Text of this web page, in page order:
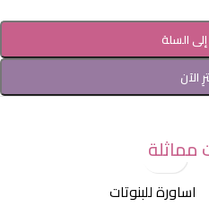
السلة
الآن
مماثلة
اساورة للبنوتات